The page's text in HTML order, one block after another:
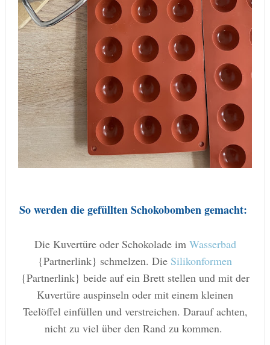
So werden die gefüllten Schokobomben gemacht:
Die Kuvertüre oder Schokolade im Wasserbad
{Partnerlink} schmelzen. Die Silikonformen
{Partnerlink} beide auf ein Brett stellen und mit der
Kuvertüre auspinseln oder mit einem kleinen
Teelöffel einfüllen und verstreichen. Darauf achten,
nicht zu viel über den Rand zu kommen.